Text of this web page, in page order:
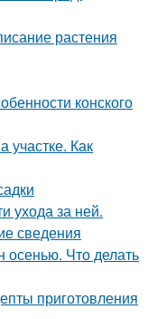
растения
конского
участке. Как
ухода за ней.
сведения
Что делать
приготовления